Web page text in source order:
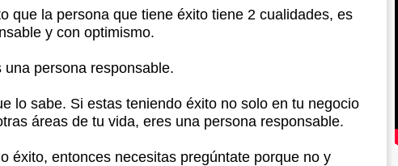
que la persona que tiene éxito tiene 2 cualidades, es
y con optimismo.
una persona responsable.
lo sabe. Si estas teniendo éxito no solo en tu negocio
áreas de tu vida, eres una persona responsable.
éxito, entonces necesitas pregúntate porque no y